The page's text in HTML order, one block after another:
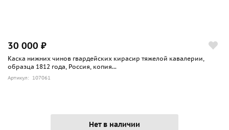
30 000 ₽
Каска нижних чинов гвардейских кирасир тяжелой кавалерии,
образца 1812 года, Россия, копия...
Артикул: 107061
Нет в наличии